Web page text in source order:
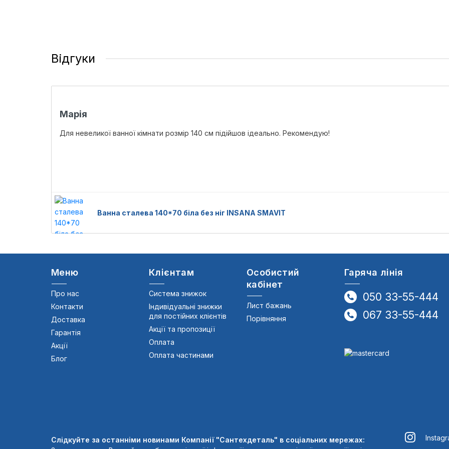
Відгуки
Марія
Для невеликої ванної кімнати розмір 140 см підійшов ідеально. Рекомендую!
Ванна сталева 140*70 біла без ніг INSANA SMAVIT
Меню
Про нас
Контакти
Доставка
Гарантія
Акції
Блог
Клієнтам
Система знижок
Індивідуальні знижки
для постійних клієнтів
Акції та пропозиції
Оплата
Оплата частинами
Особистий
кабінет
Лист бажань
Порівняння
Гаряча лінія
050 33-55-444
067 33-55-444
Слідкуйте за останніми новинами Компанії "Сантехдеталь" в соціальних мережах: